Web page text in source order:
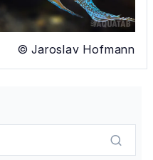
© Jaroslav Hofmann